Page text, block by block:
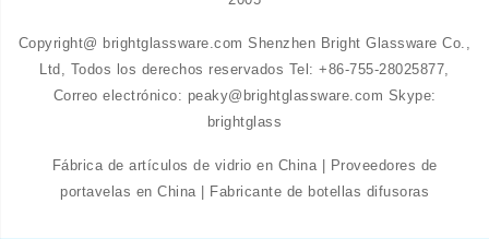
Copyright@ brightglassware.com Shenzhen Bright Glassware Co.,
Ltd, Todos los derechos reservados Tel: +86-755-28025877,
Correo electrónico: peaky@brightglassware.com Skype:
brightglass
Fábrica de artículos de vidrio en China | Proveedores de
portavelas en China | Fabricante de botellas difusoras